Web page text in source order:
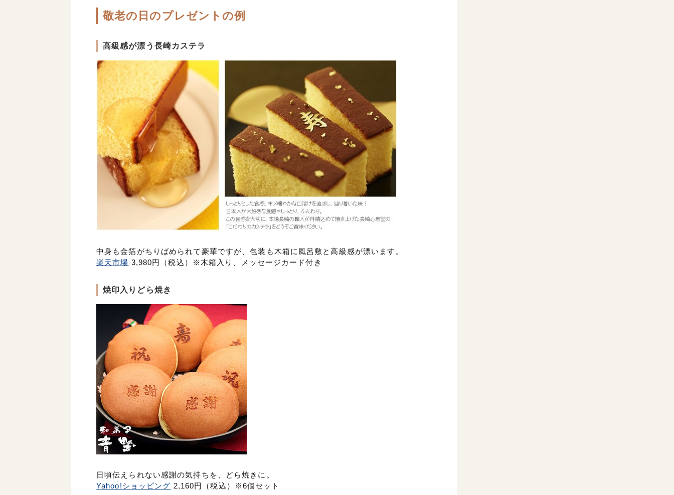
敬老の日のプレゼントの例
高級感が漂う長崎カステラ
中身も金箔がちりばめられて豪華ですが、包装も木箱に風呂敷と高級感が漂います。
楽天市場 3,980円（税込）※木箱入り、メッセージカード付き
焼印入りどら焼き
日頃伝えられない感謝の気持ちを、どら焼きに。
Yahoo!ショッピング 2,160円（税込） ※6個セット